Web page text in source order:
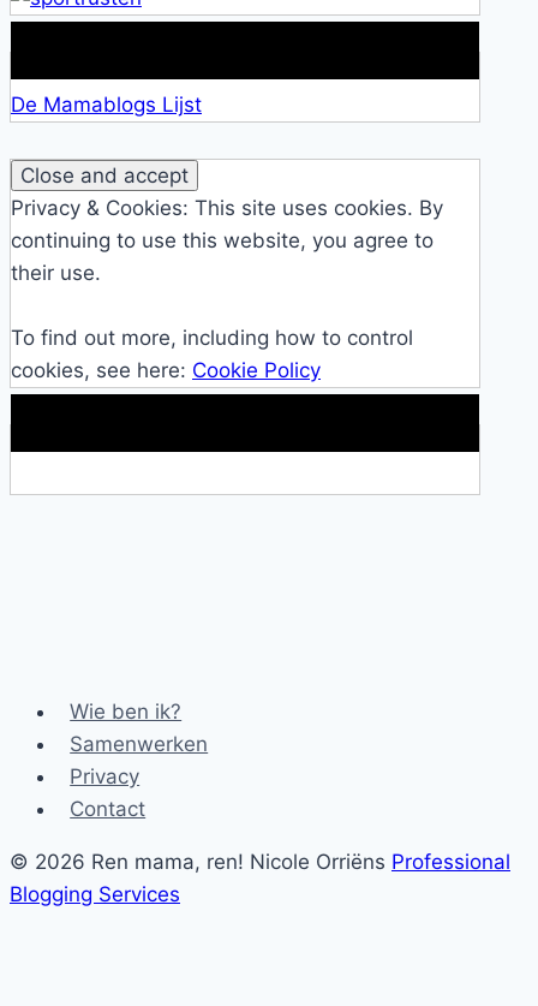
De Mamablogs Lijst
Privacy & Cookies: This site uses cookies. By
continuing to use this website, you agree to
their use.
To find out more, including how to control
cookies, see here: Cookie Policy
Wie ben ik?
Samenwerken
Privacy
Contact
© 2026 Ren mama, ren! Nicole Orriëns Professional
Blogging Services